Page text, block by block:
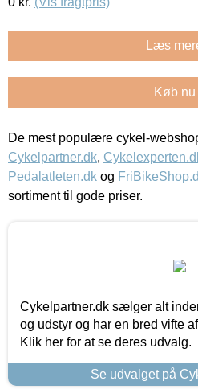
Læs
Køb nu
De mest populære cykel-
Cykelpartner.dk,
Pedalatleten.dk og
sortiment til gode priser.
Cykelpartner.dk sælger alt
og udstyr og har en bred vifte
Klik her for at se deres udvalg.
Se udvalget på